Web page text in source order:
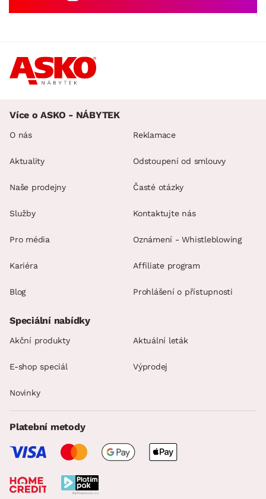
Více o ASKO - NÁBYTEK
O nás
Aktuality
Naše prodejny
Služby
Pro média
Kariéra
Blog
Reklamace
Odstoupení od smlouvy
Časté otázky
Kontaktujte nás
Oznámení - Whistleblowing
Affiliate program
Prohlášení o přístupnosti
Speciální nabídky
Akční produkty Aktuální leták
E-shop speciál Výprodej
Novinky
Platební metody